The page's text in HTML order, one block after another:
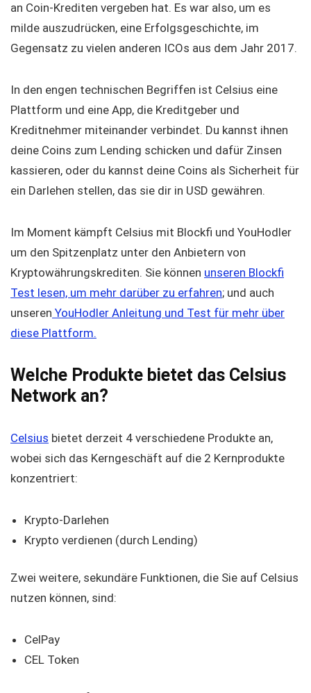
an Coin-Krediten vergeben hat. Es war also, um es
milde auszudrücken, eine Erfolgsgeschichte, im
Gegensatz zu vielen anderen ICOs aus dem Jahr 2017.
In den engen technischen Begriffen ist Celsius eine
Plattform und eine App, die Kreditgeber und
Kreditnehmer miteinander verbindet. Du kannst ihnen
deine Coins zum Lending schicken und dafür Zinsen
kassieren, oder du kannst deine Coins als Sicherheit für
ein Darlehen stellen, das sie dir in USD gewähren.
Im Moment kämpft Celsius mit Blockfi und YouHodler
um den Spitzenplatz unter den Anbietern von
Kryptowährungskrediten. Sie können unseren Blockfi
Test lesen, um mehr darüber zu erfahren; und auch
unseren YouHodler Anleitung und Test für mehr über
diese Plattform.
Welche Produkte bietet das Celsius
Network an?
Celsius bietet derzeit 4 verschiedene Produkte an,
wobei sich das Kerngeschäft auf die 2 Kernprodukte
konzentriert:
Krypto-Darlehen
Krypto verdienen (durch Lending)
Zwei weitere, sekundäre Funktionen, die Sie auf Celsius
nutzen können, sind:
CelPay
CEL Token